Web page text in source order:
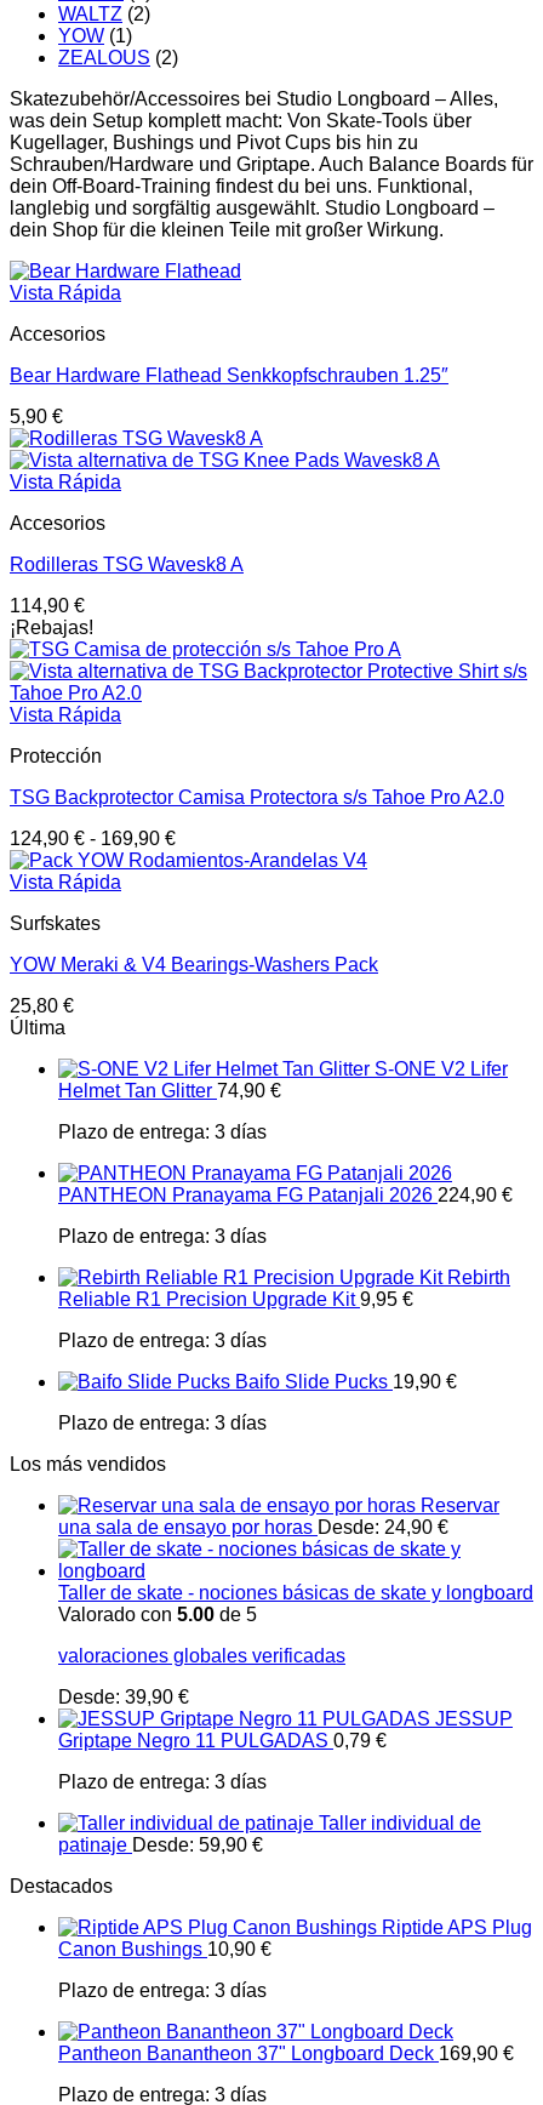
WALTZ (2)
YOW (1)
ZEALOUS (2)
Skatezubehör/Accessoires bei Studio Longboard – Alles,
was dein Setup komplett macht: Von Skate-Tools über
Kugellager, Bushings und Pivot Cups bis hin zu
Schrauben/Hardware und Griptape. Auch Balance Boards für
dein Off-Board-Training findest du bei uns. Funktional,
langlebig und sorgfältig ausgewählt. Studio Longboard –
dein Shop für die kleinen Teile mit großer Wirkung.
Vista Rápida
Accesorios
Bear Hardware Flathead Senkkopfschrauben 1.25″
5,90 €
Vista Rápida
Accesorios
Rodilleras TSG Wavesk8 A
114,90 €
¡Rebajas!
Vista Rápida
Protección
TSG Backprotector Camisa Protectora s/s Tahoe Pro A2.0
124,90 € - 169,90 €
Vista Rápida
Surfskates
YOW Meraki & V4 Bearings-Washers Pack
25,80 €
Última
S-ONE V2 Lifer
Helmet Tan Glitter 74,90 €
Plazo de entrega: 3 días
PANTHEON Pranayama FG Patanjali 2026 224,90 €
Plazo de entrega: 3 días
Rebirth
Reliable R1 Precision Upgrade Kit 9,95 €
Plazo de entrega: 3 días
Baifo Slide Pucks 19,90 €
Plazo de entrega: 3 días
Los más vendidos
Reservar
una sala de ensayo por horas Desde: 24,90 €
Taller de skate - nociones básicas de skate y longboard
Valorado con 5.00 de 5
valoraciones globales verificadas
Desde: 39,90 €
JESSUP
Griptape Negro 11 PULGADAS 0,79 €
Plazo de entrega: 3 días
Taller individual de
patinaje Desde: 59,90 €
Destacados
Riptide APS Plug
Canon Bushings 10,90 €
Plazo de entrega: 3 días
Pantheon Banantheon 37" Longboard Deck 169,90 €
Plazo de entrega: 3 días